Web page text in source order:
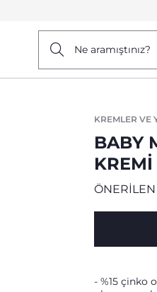
Ne aramıştınız?
KREMLER VE
BABY
KREMI
%15 çinko